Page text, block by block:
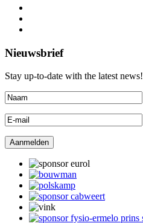
Nieuwsbrief
Stay up-to-date with the latest news!